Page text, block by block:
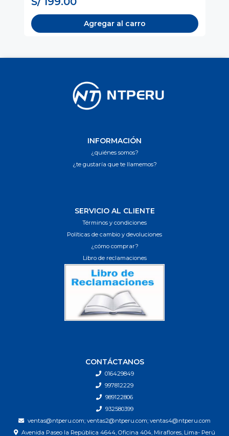
Agregar al carro
INFORMACIÓN
¿quiénes somos?
¿te gustaría que te llamemos?
SERVICIO AL CLIENTE
Términos y condiciones
Políticas de cambio y devoluciones
¿cómo comprar?
Libro de reclamaciones
CONTÁCTANOS
016429849
997812229
989122806
932580399
ventas@ntperu.com; ventas2@ntperu.com; ventas4@ntperu.com
Avenida Paseo la República 4644, Oficina 404, Miraflores, Lima- Perú